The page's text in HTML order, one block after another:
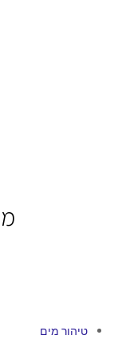
טיהור מים